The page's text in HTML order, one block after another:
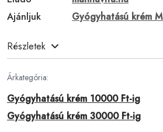
Ajánljuk
Gyógyhatású krém
Részletek
Árkategória:
Gyógyhatású krém 10000 Ft-ig
Gyógyhatású krém 30000 Ft-ig